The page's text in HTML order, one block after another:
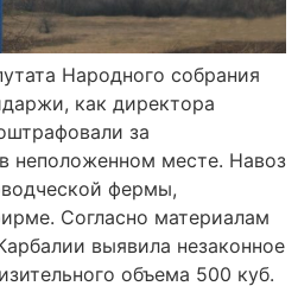
Народного собрания
как директора
за
неположенном месте. Навоз
фермы,
Согласно материалам
выявила незаконное
объема 500 куб.